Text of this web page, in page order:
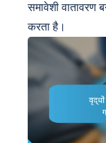
समावेशी वातावरण
करता है।